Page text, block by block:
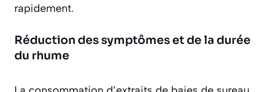
rapidement.
Réduction des symptômes et de la durée
du rhume